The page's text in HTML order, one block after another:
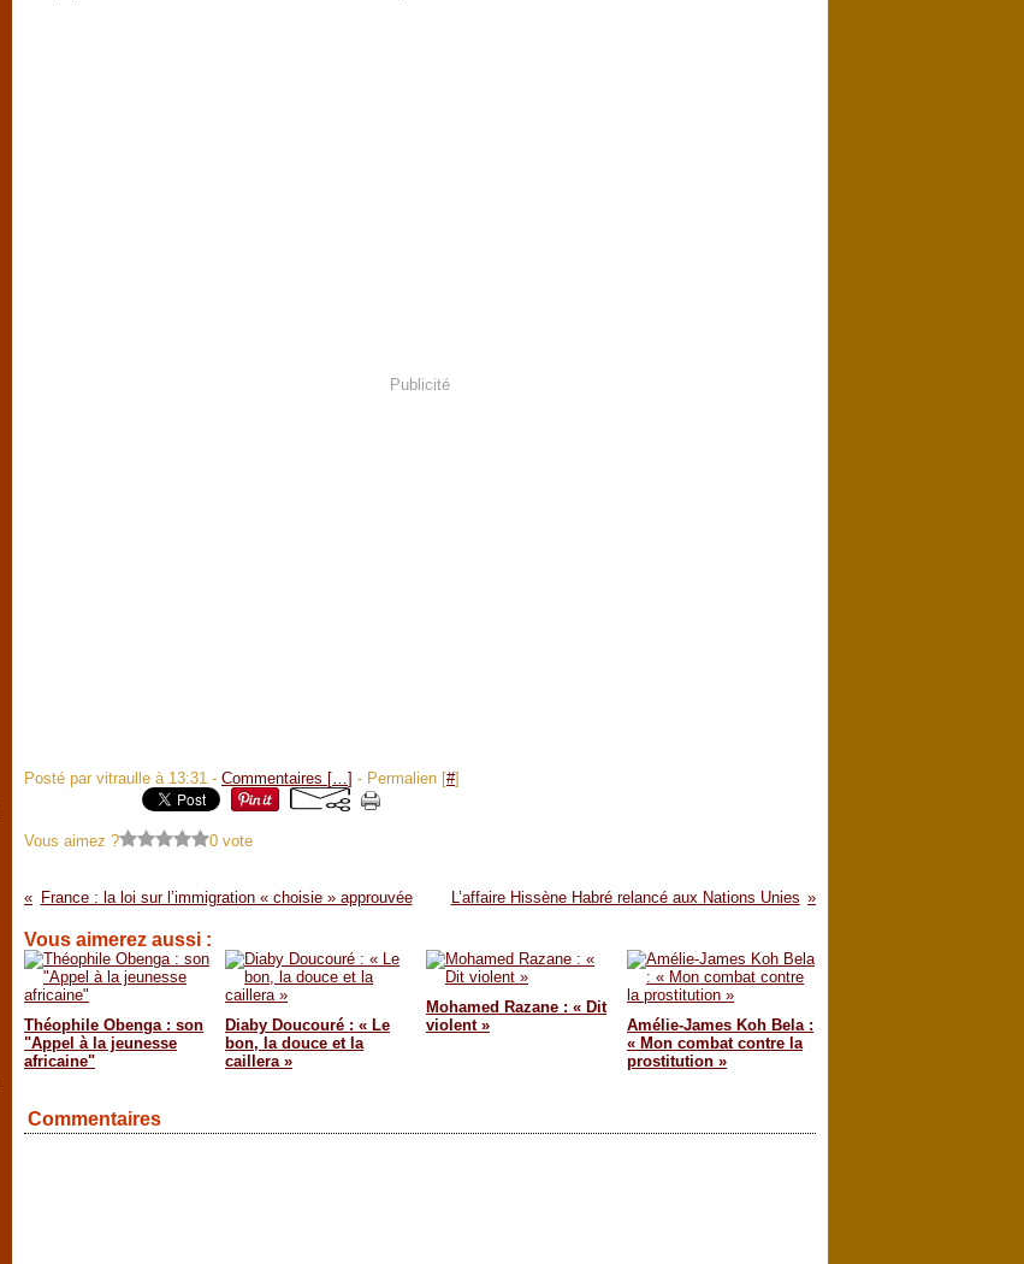
Publicité
Posté par vitraulle à 13:31 - Commentaires […] - Permalien [#]
Vous aimez ? 0 vote
France : la loi sur l’immigration « choisie » approuvée L’affaire Hissène Habré relancé aux Nations Unies
Vous aimerez aussi :
Théophile Obenga : son
"Appel à la jeunesse
africaine"
Diaby Doucouré : « Le
bon, la douce et la
caillera »
Mohamed Razane : « Dit
violent »
Amélie-James Koh Bela :
« Mon combat contre la
prostitution »
Commentaires